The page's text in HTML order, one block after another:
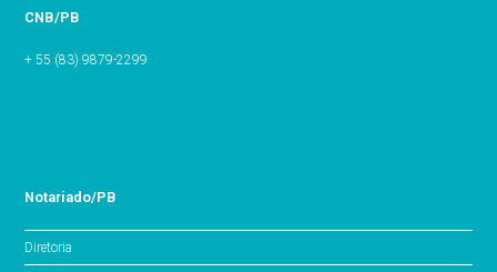
CNB/PB
+ 55 (83) 9879-2299
Notariado/PB
Diretoria